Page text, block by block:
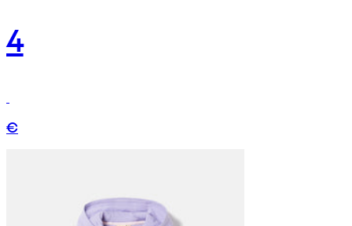
4
€